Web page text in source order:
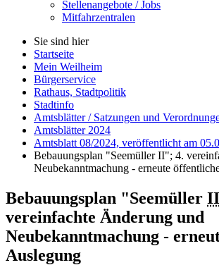
Stellenangebote / Jobs
Mitfahrzentralen
Sie sind hier
Startseite
Mein Weilheim
Bürgerservice
Rathaus, Stadtpolitik
Stadtinfo
Amtsblätter / Satzungen und
Amtsblätter 2024
Amtsblatt 08/2024, veröffentlicht am
Bebauungsplan "Seemüller II"; 4.
Neubekanntmachung - erneute
Bebauungsplan "Seemüller II
vereinfachte Änderung und
Neubekanntmachung -
Auslegung